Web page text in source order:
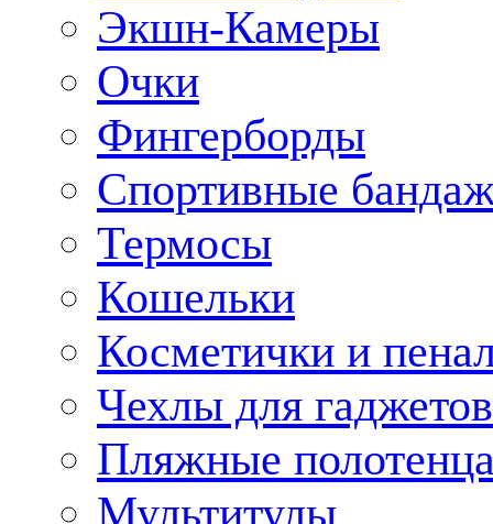
Экшн-Камеры
Очки
Фингерборды
Спортивные
Термосы
Кошельки
Косметички и
Чехлы для гаджетов
Пляжные
Мультитулы